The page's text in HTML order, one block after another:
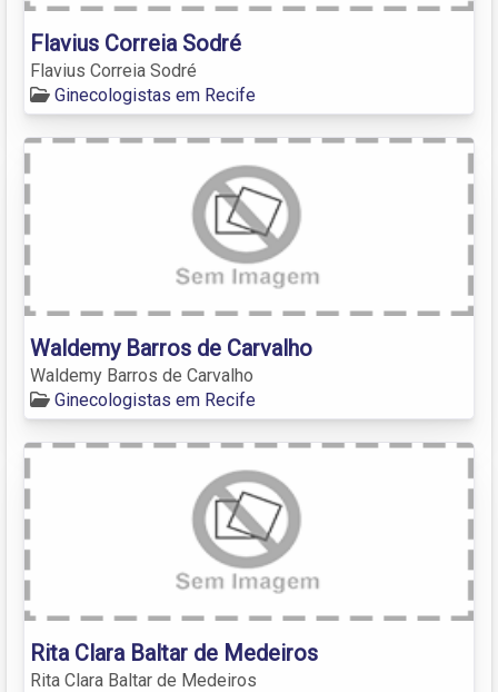
Flavius Correia Sodré
Flavius Correia Sodré
Ginecologistas em Recife
Waldemy Barros de Carvalho
Waldemy Barros de Carvalho
Ginecologistas em Recife
Rita Clara Baltar de Medeiros
Rita Clara Baltar de Medeiros